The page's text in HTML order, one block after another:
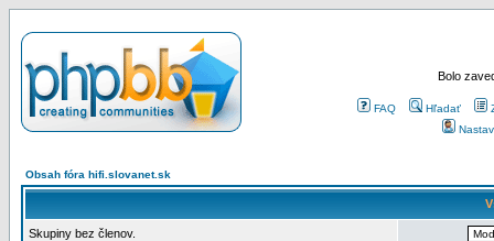
Bolo
FAQ Hľadať
Obsah fóra hifi.slovanet.sk
Skupiny bez členov.